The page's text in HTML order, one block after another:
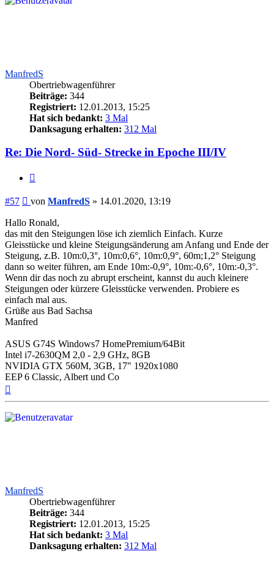
ManfredS
Obertriebwagenführer
Beiträge: 344
Registriert: 12.01.2013, 15:25
Hat sich bedankt: 3 Mal
Danksagung erhalten: 312 Mal
Re: Die Nord- Süd- Strecke in Epoche III/IV
#57 Beitrag
von ManfredS » 14.01.2020, 13:19
Hallo Ronald,
das mit den Steigungen löse ich ziemlich Einfach. Kurze
Gleisstücke und kleine Steigungsänderung am Anfang und Ende der
Steigung, z.B. 10m:0,3°, 10m:0,6°, 10m:0,9°, 60m;1,2° Steigung
dann so weiter führen, am Ende 10m:-0,9°, 10m:-0,6°, 10m:-0,3°.
Wenn dir das noch zu abrupt erscheint, kannst du auch kleinere
Steigungen oder kürzere Gleisstücke verwenden. Probiere es
einfach mal aus.
Grüße aus Bad Sachsa
Manfred
ASUS G74S Windows7 HomePremium/64Bit
Intel i7-2630QM 2,0 - 2,9 GHz, 8GB
NVIDIA GTX 560M, 3GB, 17" 1920x1080
EEP 6 Classic, Albert und Co
ManfredS
Obertriebwagenführer
Beiträge: 344
Registriert: 12.01.2013, 15:25
Hat sich bedankt: 3 Mal
Danksagung erhalten: 312 Mal